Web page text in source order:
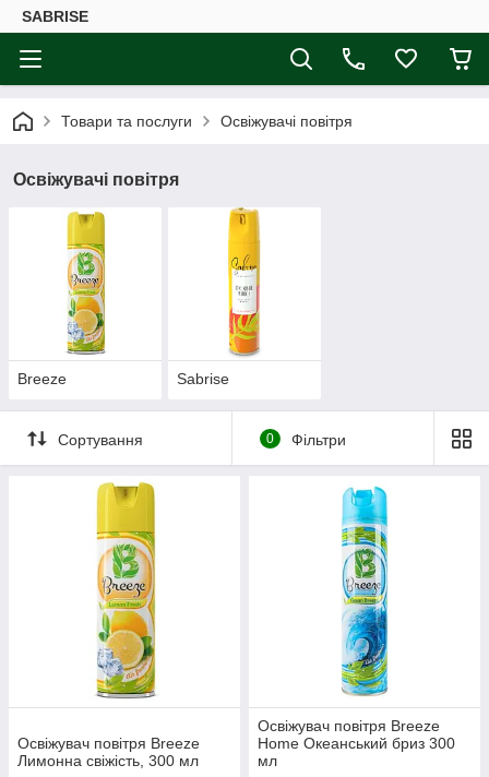
SABRISE
Товари та послуги Освіжувачі повітря
Освіжувачі повітря
Breeze Sabrise
Сортування 0 Фільтри
Освіжувач повітря Breeze
Лимонна свіжість, 300 мл
Освіжувач повітря Breeze
Home Океанський бриз 300
мл